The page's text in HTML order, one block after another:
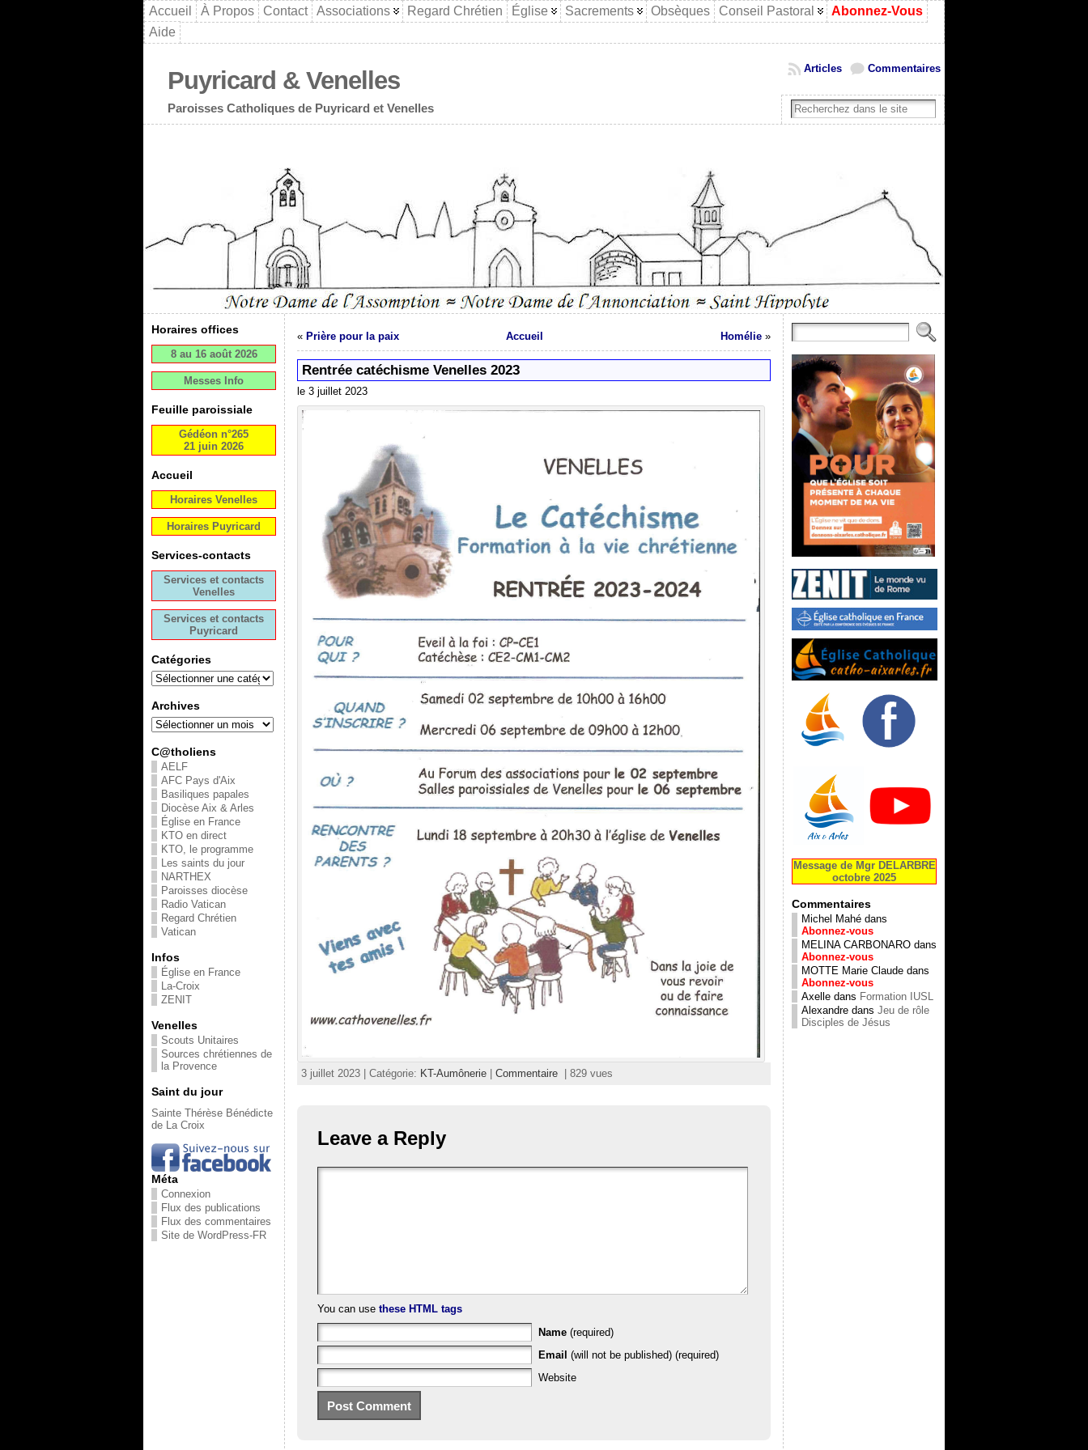
Accueil À Propos Contact Associations Regard Chrétien Église Sacrements Obsèques Conseil Pastoral
Abonnez-Vous
Aide
Puyricard & Venelles
Paroisses Catholiques de Puyricard et Venelles
Commentaires
Articles
Horaires offices
8 au 16 août 2026
Messes Info
Feuille paroissiale
Gédéon n°265
21 juin 2026
Accueil
Horaires Venelles
Horaires Puyricard
Services-contacts
Services et contacts
Venelles
Services et contacts
Puyricard
Catégories
Archives
C@tholiens
AELF
AFC Pays d'Aix
Basiliques papales
Diocèse Aix & Arles
Église en France
KTO en direct
KTO, le programme
Les saints du jour
NARTHEX
Paroisses diocèse
Radio Vatican
Regard Chrétien
Vatican
Infos
Église en France
La-Croix
ZENIT
Venelles
Scouts Unitaires
Sources chrétiennes de
la Provence
Saint du jour
Sainte Thérèse Bénédicte
de La Croix
Méta
Connexion
Flux des publications
Flux des commentaires
Site de WordPress-FR
« Prière pour la paix Accueil Homélie »
Rentrée catéchisme Venelles 2023
le 3 juillet 2023
3 juillet 2023 | Catégorie: KT-Aumônerie Commentaire | 829 vues
Leave a Reply
You can use these HTML tags
Name (required)
Email (will not be published) (required)
Website
Message de Mgr DELARBRE
octobre 2025
Commentaires
Michel Mahé dans
Abonnez-vous
MELINA CARBONARO dans
Abonnez-vous
MOTTE Marie Claude dans
Abonnez-vous
Axelle dans Formation IUSL
Alexandre dans Jeu de rôle
Disciples de Jésus